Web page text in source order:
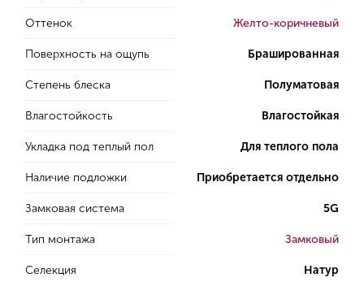
Оттенок Желто-коричневый
Поверхность на ощупь Брашированная
Степень блеска Полуматовая
Влагостойкость Влагостойкая
Укладка под теплый пол Для теплого пола
Наличие подложки Приобретается отдельно
Замковая система 5G
Тип монтажа Замковый
Селекция Натур